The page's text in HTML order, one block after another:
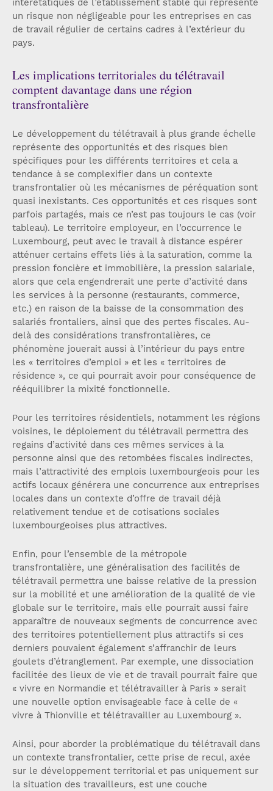
interétatiques de l’établissement stable qui représente
un risque non négligeable pour les entreprises en cas
de travail régulier de certains cadres à l’extérieur du
pays.
Les implications territoriales du télétravail
comptent davantage dans une région
transfrontalière
Le développement du télétravail à plus grande échelle
représente des opportunités et des risques bien
spécifiques pour les différents territoires et cela a
tendance à se complexifier dans un contexte
transfrontalier où les mécanismes de péréquation sont
quasi inexistants. Ces opportunités et ces risques sont
parfois partagés, mais ce n’est pas toujours le cas (voir
tableau). Le territoire employeur, en l’occurrence le
Luxembourg, peut avec le travail à distance espérer
atténuer certains effets liés à la saturation, comme la
pression foncière et immobilière, la pression salariale,
alors que cela engendrerait une perte d’activité dans
les services à la personne (restaurants, commerce,
etc.) en raison de la baisse de la consommation des
salariés frontaliers, ainsi que des pertes fiscales. Au-
delà des considérations transfrontalières, ce
phénomène jouerait aussi à l’intérieur du pays entre
les « territoires d’emploi » et les « territoires de
résidence », ce qui pourrait avoir pour conséquence de
rééquilibrer la mixité fonctionnelle.
Pour les territoires résidentiels, notamment les régions
voisines, le déploiement du télétravail permettra des
regains d’activité dans ces mêmes services à la
personne ainsi que des retombées fiscales indirectes,
mais l’attractivité des emplois luxembourgeois pour les
actifs locaux générera une concurrence aux entreprises
locales dans un contexte d’offre de travail déjà
relativement tendue et de cotisations sociales
luxembourgeoises plus attractives.
Enfin, pour l’ensemble de la métropole
transfrontalière, une généralisation des facilités de
télétravail permettra une baisse relative de la pression
sur la mobilité et une amélioration de la qualité de vie
globale sur le territoire, mais elle pourrait aussi faire
apparaître de nouveaux segments de concurrence avec
des territoires potentiellement plus attractifs si ces
derniers pouvaient également s’affranchir de leurs
goulets d’étranglement. Par exemple, une dissociation
facilitée des lieux de vie et de travail pourrait faire que
« vivre en Normandie et télétravailler à Paris » serait
une nouvelle option envisageable face à celle de «
vivre à Thionville et télétravailler au Luxembourg ».
Ainsi, pour aborder la problématique du télétravail dans
un contexte transfrontalier, cette prise de recul, axée
sur le développement territorial et pas uniquement sur
la situation des travailleurs, est une couche